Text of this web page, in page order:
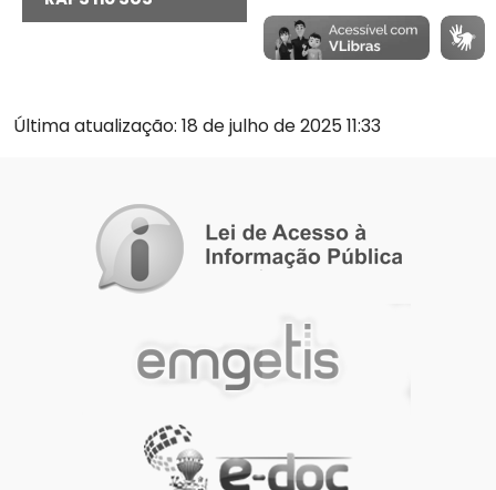
Última atualização: 18 de julho de 2025 11:33